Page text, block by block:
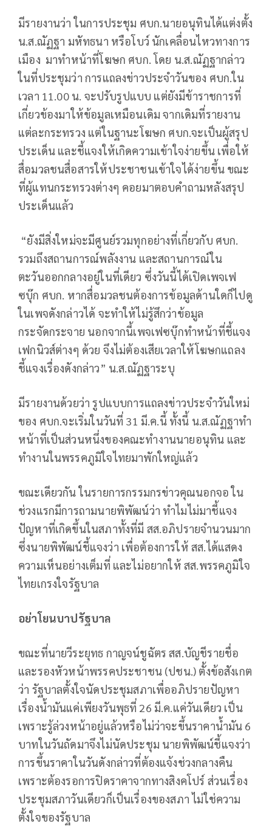
มีรายงานว่า ในการประชุม ศบก.นายอนุทินได้แต่งตั้ง
น.ส.ณัฏฐา มหัทธนา หรือโบว์ นักเคลื่อนไหวทางการ
เมือง มาทำหน้าที่โฆษก ศบก. โดย น.ส.ณัฏฐากล่าว
ในที่ประชุมว่า การแถลงข่าวประจำวันของ ศบก.ใน
เวลา 11.00 น. จะปรับรูปแบบ แต่ยังมีข้าราชการที่
เกี่ยวข้องมาให้ข้อมูลเหมือนเดิม จากเดิมที่รายงาน
แต่ละกระทรวง แต่ในฐานะโฆษก ศบก.จะเป็นผู้สรุป
ประเด็น และชี้แจงให้เกิดความเข้าใจง่ายขึ้น เพื่อให้
สื่อมวลชนสื่อสารให้ประชาชนเข้าใจได้ง่ายขึ้น ขณะ
ที่ผู้แทนกระทรวงต่างๆ คอยมาตอบคำถามหลังสรุป
ประเด็นแล้ว
“ยังมีสิ่งใหม่จะมีศูนย์รวมทุกอย่างที่เกี่ยวกับ ศบก.
รวมถึงสถานการณ์พลังงาน และสถานการณ์ใน
ตะวันออกกลางอยู่ในที่เดียว ซึ่งวันนี้ได้เปิดเพจเฟ
ซบุ๊ก ศบก. หากสื่อมวลชนต้องการข้อมูลด้านใดก็ไปดู
ในเพจดังกล่าวได้ จะทำให้ไม่รู้สึกว่าข้อมูล
กระจัดกระจาย นอกจากนี้เพจเฟซบุ๊กทำหน้าที่ชี้แจง
เฟกนิวส์ต่างๆ ด้วย จึงไม่ต้องเสียเวลาให้โฆษกแถลง
ชี้แจงเรื่องดังกล่าว” น.ส.ณัฏฐาระบุ
มีรายงานด้วยว่า รูปแบบการแถลงข่าวประจำวันใหม่
ของ ศบก.จะเริ่มในวันที่ 31 มี.ค.นี้ ทั้งนี้ น.ส.ณัฏฐาทำ
หน้าที่เป็นส่วนหนึ่งของคณะทำงานนายอนุทิน และ
ทำงานในพรรคภูมิใจไทยมาพักใหญ่แล้ว
ขณะเดียวกัน ในรายการกรรมกรข่าวคุณนอกจอ ใน
ช่วงแรกมีการถามนายพิพัฒน์ว่า ทำไมไม่มาชี้แจง
ปัญหาที่เกิดขึ้นในสภาทั้งที่มี สส.อภิปรายจำนวนมาก
ซึ่งนายพิพัฒน์ชี้แจงว่า เพื่อต้องการให้ สส.ได้แสดง
ความเห็นอย่างเต็มที่ และไม่อยากให้ สส.พรรคภูมิใจ
ไทยเกรงใจรัฐบาล
อย่าโยนบาปรัฐบาล
ขณะที่นายวีระยุทธ กาญจน์ชูฉัตร สส.บัญชีรายชื่อ
และรองหัวหน้าพรรคประชาชน (ปชน.) ตั้งข้อสังเกต
ว่า รัฐบาลตั้งใจนัดประชุมสภาเพื่ออภิปรายปัญหา
เรื่องน้ำมันแค่เพียงวันพุธที่ 26 มี.ค.แค่วันเดียว เป็น
เพราะรู้ล่วงหน้าอยู่แล้วหรือไม่ว่าจะขึ้นราคาน้ำมัน 6
บาทในวันถัดมาจึงไม่นัดประชุม นายพิพัฒน์ชี้แจงว่า
การขึ้นราคาในวันดังกล่าวที่ต้องแจ้งช่วงกลางคืน
เพราะต้องรอการปิดราคาจากทางสิงคโปร์ ส่วนเรื่อง
ประชุมสภาวันเดียวก็เป็นเรื่องของสภา ไม่ใช่ความ
ตั้งใจของรัฐบาล